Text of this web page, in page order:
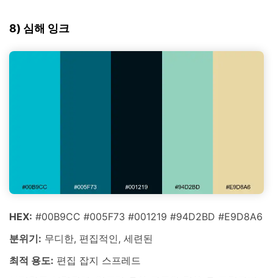
8) 심해 잉크
HEX: #00B9CC #005F73 #001219 #94D2BD #E9D8A6
분위기: 무디한, 편집적인, 세련된
최적 용도: 편집 잡지 스프레드